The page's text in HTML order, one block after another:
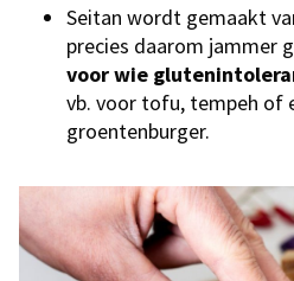
Seitan wordt gemaakt
precies daarom jammer
voor wie
vb. voor tofu, tempeh of
groentenburger.